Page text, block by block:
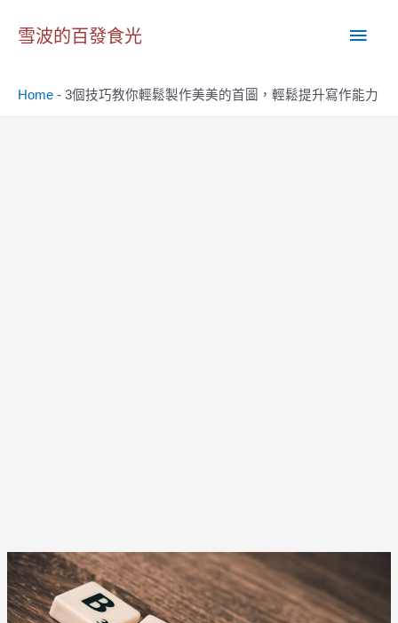
雪波的百發食光
主
Home - 3個技巧教你輕鬆製作美美的首圖，輕鬆提升寫作能力
Post
navigation